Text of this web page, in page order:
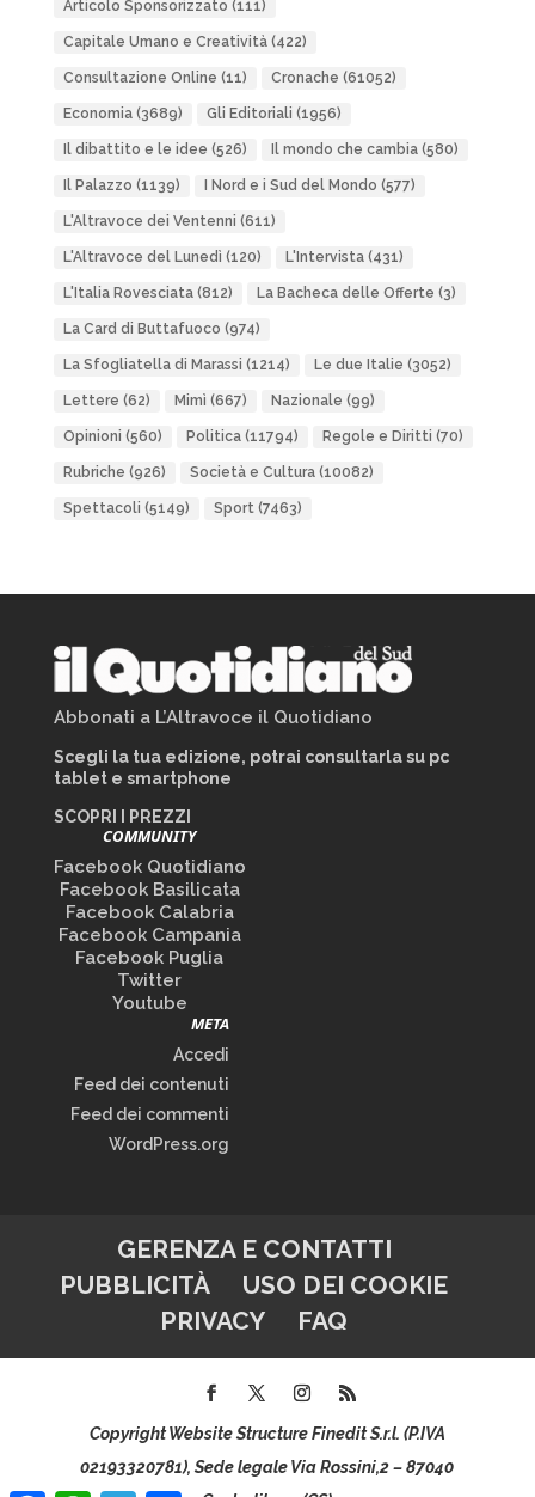
Articolo Sponsorizzato (111)
Capitale Umano e Creatività(422)
Consultazione Online (11) Cronache (61052)
Economia(3689) Gli Editoriali (1956)
Il dibattito e le idee (526) Il mondo che cambia(580)
Il Palazzo (1139) I Nord e i Sud del Mondo (577)
L'Altravoce dei Ventenni (611)
L'Altravoce del Lunedì (120) L'Intervista(431)
L'Italia Rovesciata(812) La Bacheca delle Offerte (3)
La Card di Buttafuoco (974)
La Sfogliatella di Marassi (1214) Le due Italie (3052)
Lettere (62) Mimì (667) Nazionale (99)
Opinioni (560) Politica(11794) Regole e Diritti (70)
Rubriche (926) Società e Cultura(10082)
Spettacoli (5149) Sport(7463)
Abbonati a L’Altravoce il Quotidiano
Scegli la tua edizione, potrai consultarla su pc
tablet e smartphone
SCOPRI I PREZZI
COMMUNITY
Facebook Quotidiano
Facebook Basilicata
Facebook Calabria
Facebook Campania
Facebook Puglia
Twitter
Youtube
META
Accedi
Feed dei contenuti
Feed dei commenti
WordPress.org
GERENZA E CONTATTI
PUBBLICITÀ
USO DEI COOKIE
PRIVACY
FAQ
Copyright Website Structure Finedit S.r.l. (P.IVA
02193320781), Sede legale Via Rossini,2 – 87040